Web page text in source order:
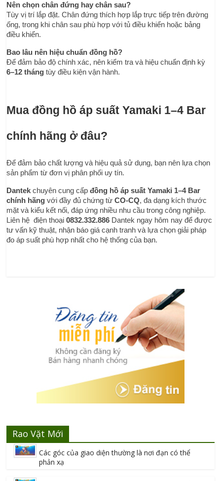
Nên chọn chân đứng hay chân sau?
Tùy vị trí lắp đặt. Chân đứng thích hợp lắp trực tiếp trên đường
ống, trong khi chân sau phù hợp với tủ điều khiển hoặc bảng
điều khiển.
Bao lâu nên hiệu chuẩn đồng hồ?
6–12 tháng tùy điều kiện vận hành.
Mua đồng hồ áp suất Yamaki 1–4 Bar
chính hãng ở đâu?
Để đảm bảo chất lượng và hiệu quả sử dụng, bạn nên lựa chọn
sản phẩm từ đơn vị phân phối uy tín.
Dantek chuyên cung cấp đồng hồ áp suất Yamaki 1–4 Bar
chính hãng với đầy đủ chứng từ CO-CQ, đa dạng kích thước
mặt và kiểu kết nối, đáp ứng nhiều nhu cầu trong công nghiệp.
Liên hệ  điện thoại 0832.332.886 Dantek ngay hôm nay để được
tư vấn kỹ thuật, nhận báo giá cạnh tranh và lựa chọn giải pháp
đo áp suất phù hợp nhất cho hệ thống của bạn.
Rao Vặt Mới
Các góc của giao diện thường là nơi đạn có thể
phản xạ